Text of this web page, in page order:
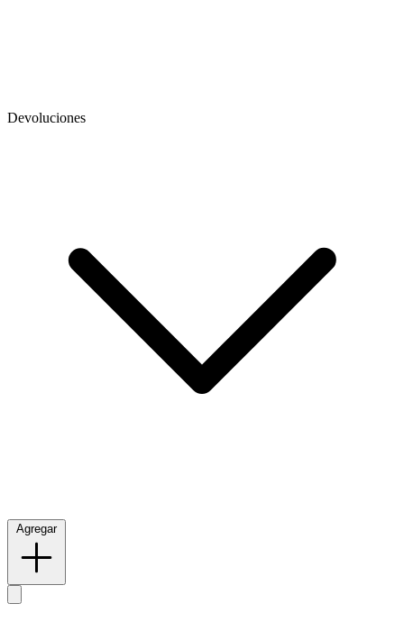
Devoluciones
Agregar